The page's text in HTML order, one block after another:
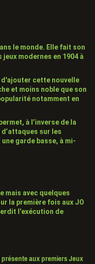
le monde. Elle fait son
modernes en 1904 à
cette nouvelle
et moins noble que son
notamment en
à l’inverse de la
d’attaques sur les
une garde basse, à mi-
mais avec quelques
la première fois aux JO
l’exécution de
aux premiers Jeux